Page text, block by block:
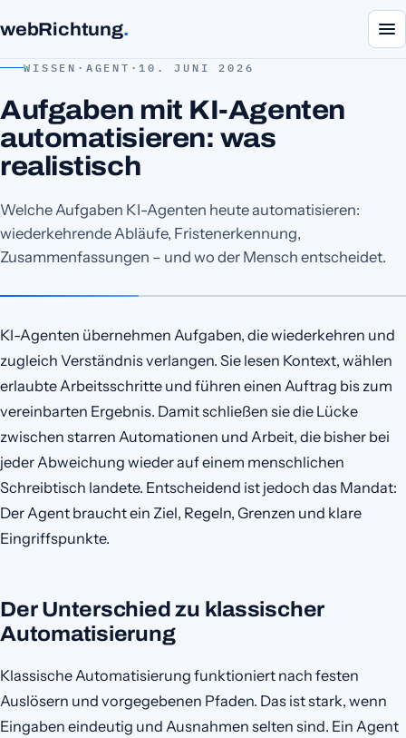
webRichtung.
WISSEN · AGENT ·10. JUNI 2026
Aufgaben mit KI-Agenten
automatisieren: was
realistisch
Welche Aufgaben KI-Agenten heute automatisieren:
wiederkehrende Abläufe, Fristenerkennung,
Zusammenfassungen – und wo der Mensch entscheidet.
KI-Agenten übernehmen Aufgaben, die wiederkehren und
zugleich Verständnis verlangen. Sie lesen Kontext, wählen
erlaubte Arbeitsschritte und führen einen Auftrag bis zum
vereinbarten Ergebnis. Damit schließen sie die Lücke
zwischen starren Automationen und Arbeit, die bisher bei
jeder Abweichung wieder auf einem menschlichen
Schreibtisch landete. Entscheidend ist jedoch das Mandat:
Der Agent braucht ein Ziel, Regeln, Grenzen und klare
Eingriffspunkte.
Der Unterschied zu klassischer
Automatisierung
Klassische Automatisierung funktioniert nach festen
Auslösern und vorgegebenen Pfaden. Das ist stark, wenn
Eingaben eindeutig und Ausnahmen selten sind. Ein Agent